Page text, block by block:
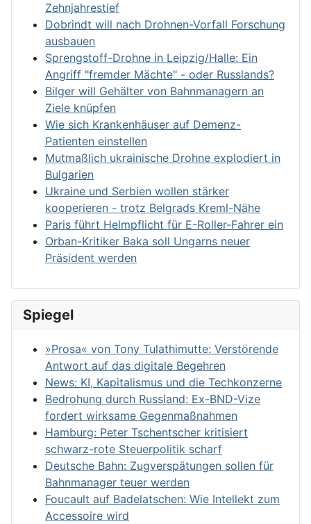
Zehnjahrestief
Dobrindt will nach Drohnen-Vorfall Forschung
ausbauen
Sprengstoff-Drohne in Leipzig/Halle: Ein
Angriff "fremder Mächte" - oder Russlands?
Bilger will Gehälter von Bahnmanagern an
Ziele knüpfen
Wie sich Krankenhäuser auf Demenz-
Patienten einstellen
Mutmaßlich ukrainische Drohne explodiert in
Bulgarien
Ukraine und Serbien wollen stärker
kooperieren - trotz Belgrads Kreml-Nähe
Paris führt Helmpflicht für E-Roller-Fahrer ein
Orban-Kritiker Baka soll Ungarns neuer
Präsident werden
Spiegel
»Prosa« von Tony Tulathimutte: Verstörende
Antwort auf das digitale Begehren
News: KI, Kapitalismus und die Techkonzerne
Bedrohung durch Russland: Ex-BND-Vize
fordert wirksame Gegenmaßnahmen
Hamburg: Peter Tschentscher kritisiert
schwarz-rote Steuerpolitik scharf
Deutsche Bahn: Zugverspätungen sollen für
Bahnmanager teuer werden
Foucault auf Badelatschen: Wie Intellekt zum
Accessoire wird